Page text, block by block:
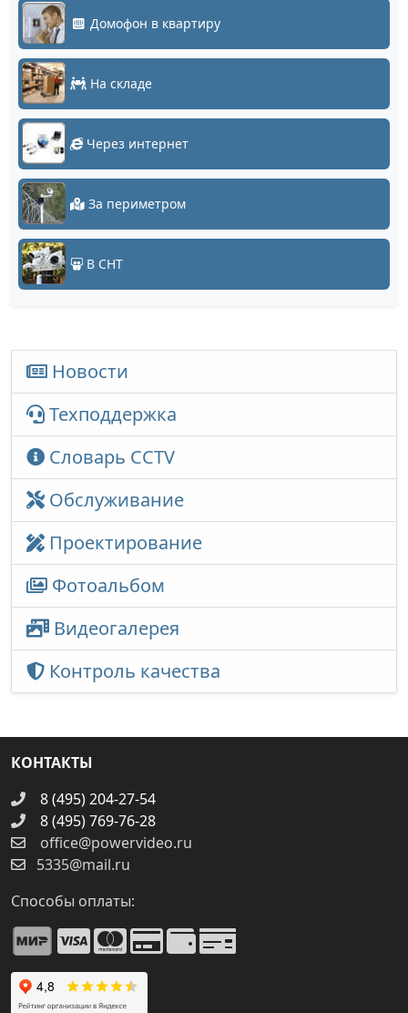
Домофон в квартиру
На складе
Через интернет
За периметром
В СНТ
Новости
Техподдержка
Словарь CCTV
Обслуживание
Проектирование
Фотоальбом
Видеогалерея
Контроль качества
КОНТАКТЫ
8 (495) 204-27-54
8 (495) 769-76-28
office@powervideo.ru
5335@mail.ru
Способы оплаты: